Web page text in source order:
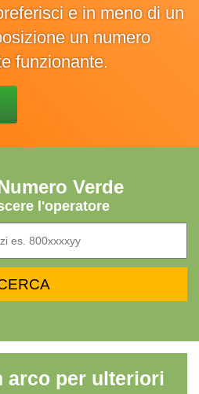
e in meno di un
un numero
funzionante.
Verde
l'operatore
arco per ulteriori